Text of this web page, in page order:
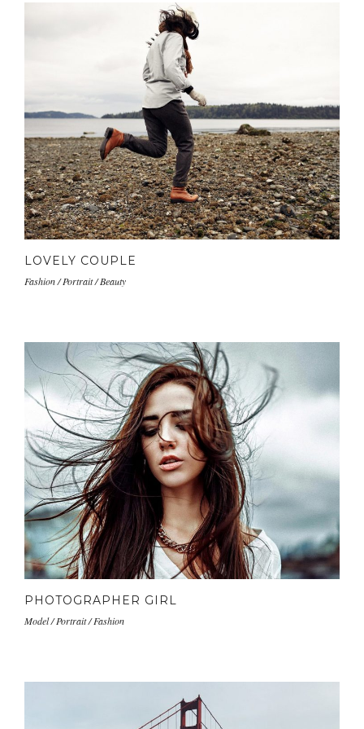
LOVELY COUPLE
Fashion / Portrait / Beauty
PHOTOGRAPHER GIRL
Model / Portrait / Fashion